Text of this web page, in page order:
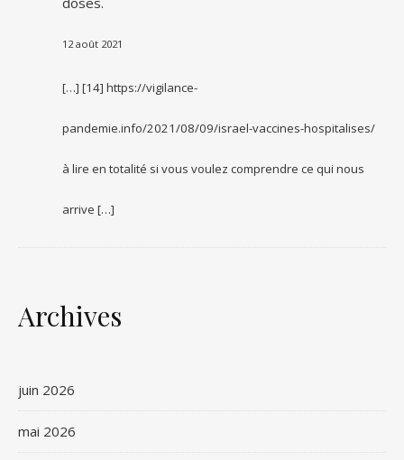
12 août 2021
[…] [14] https://vigilance-
pandemie.info/2021/08/09/israel-vaccines-hospitalises/
à lire en totalité si vous voulez comprendre ce qui nous
arrive […]
Archives
juin 2026
mai 2026